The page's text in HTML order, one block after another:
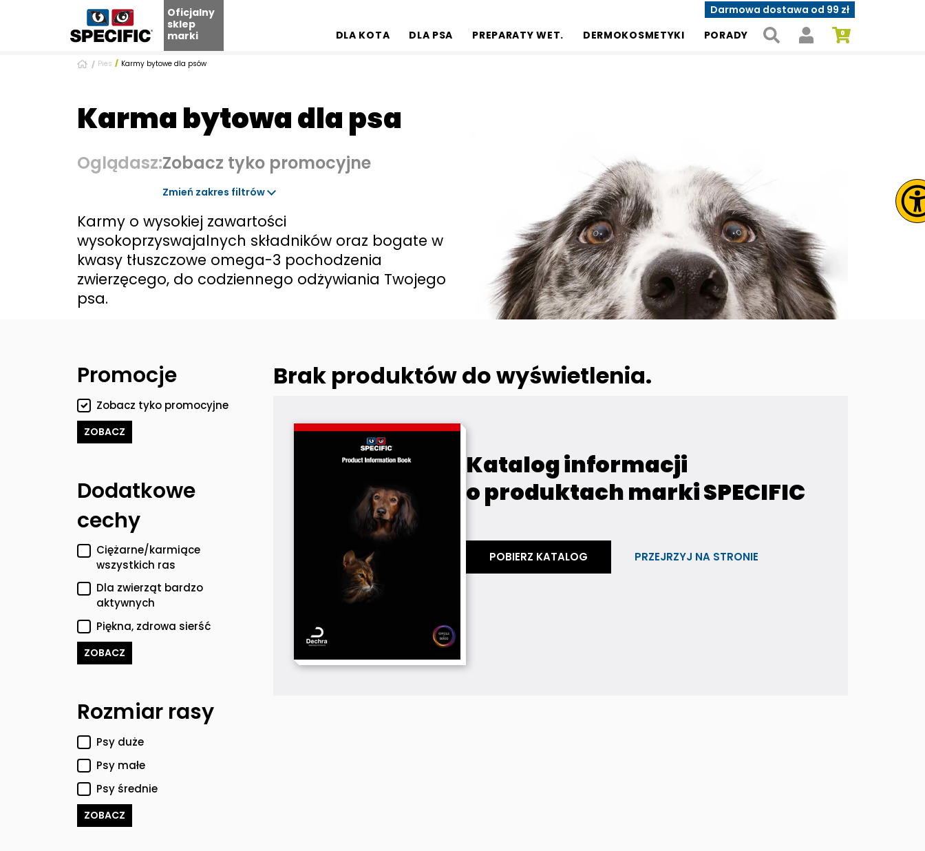
Oficjalny
sklep
marki
Darmowa dostawa od 99 zł
DLA KOTA
DLA PSA PREPARATY WET. DERMOKOSMETYKI PORADY
Pies Karmy bytowe dla psów
Karma bytowa dla psa
Oglądasz:Zobacz tyko promocyjne
Zmień zakres filtrów
Karmy o wysokiej zawartości
wysokoprzyswajalnych składników oraz bogate w
kwasy tłuszczowe omega-3 pochodzenia
zwierzęcego, do codziennego odżywiania Twojego
psa.
Filtry
Promocje
Zobacz tyko promocyjne
ZOBACZ
Dodatkowe
cechy
Ciężarne/karmiące
wszystkich ras
Dla zwierząt bardzo
aktywnych
Piękna, zdrowa sierść
ZOBACZ
Rozmiar rasy
Psy duże
Psy małe
Psy średnie
ZOBACZ
Brak produktów do wyświetlenia.
Katalog informacji
o produktach marki SPECIFIC
POBIERZ KATALOG PRZEJRZYJ NA STRONIE